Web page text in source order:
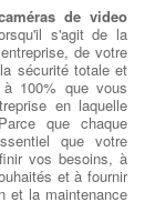
des problèmes
votre PC,
des chipsets,
est peut-
votre réparateur
dommages
et cartes
bien ventilé
favoriser une
Un comme le
par
ou une
En-Un modèle
professionnels
LYON-8E.
de video
s'agit de la
de votre
sécurité totale et
100% que vous
en laquelle
que chaque
que votre
vos besoins, à
et à fournir
et la maintenance